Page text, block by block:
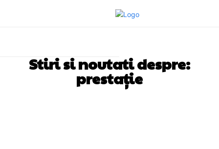
Stiri si noutati despre:
prestație